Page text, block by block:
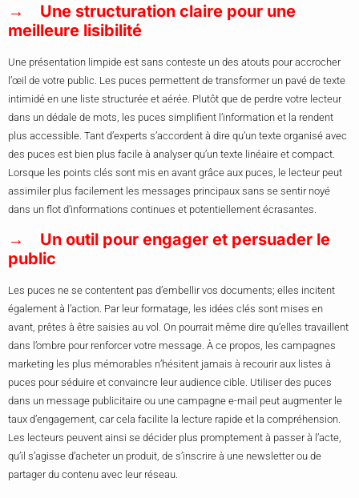
Une structuration claire pour une
meilleure lisibilité
Une présentation limpide est sans conteste un des atouts pour accrocher
l’œil de votre public. Les puces permettent de transformer un pavé de texte
intimidé en une liste structurée et aérée. Plutôt que de perdre votre lecteur
dans un dédale de mots, les puces simplifient l’information et la rendent
plus accessible. Tant d’experts s’accordent à dire qu’un texte organisé avec
des puces est bien plus facile à analyser qu’un texte linéaire et compact.
Lorsque les points clés sont mis en avant grâce aux puces, le lecteur peut
assimiler plus facilement les messages principaux sans se sentir noyé
dans un flot d’informations continues et potentiellement écrasantes.
Un outil pour engager et persuader le
public
Les puces ne se contentent pas d’embellir vos documents; elles incitent
également à l’action. Par leur formatage, les idées clés sont mises en
avant, prêtes à être saisies au vol. On pourrait même dire qu’elles travaillent
dans l’ombre pour renforcer votre message. À ce propos, les campagnes
marketing les plus mémorables n’hésitent jamais à recourir aux listes à
puces pour séduire et convaincre leur audience cible. Utiliser des puces
dans un message publicitaire ou une campagne e-mail peut augmenter le
taux d’engagement, car cela facilite la lecture rapide et la compréhension.
Les lecteurs peuvent ainsi se décider plus promptement à passer à l’acte,
qu’il s’agisse d’acheter un produit, de s’inscrire à une newsletter ou de
partager du contenu avec leur réseau.